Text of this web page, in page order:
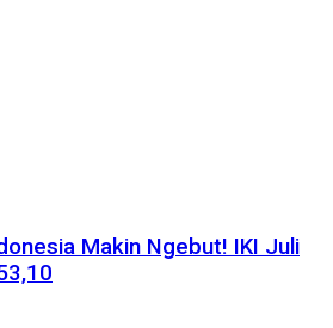
Makin Ngebut! IKI Juli